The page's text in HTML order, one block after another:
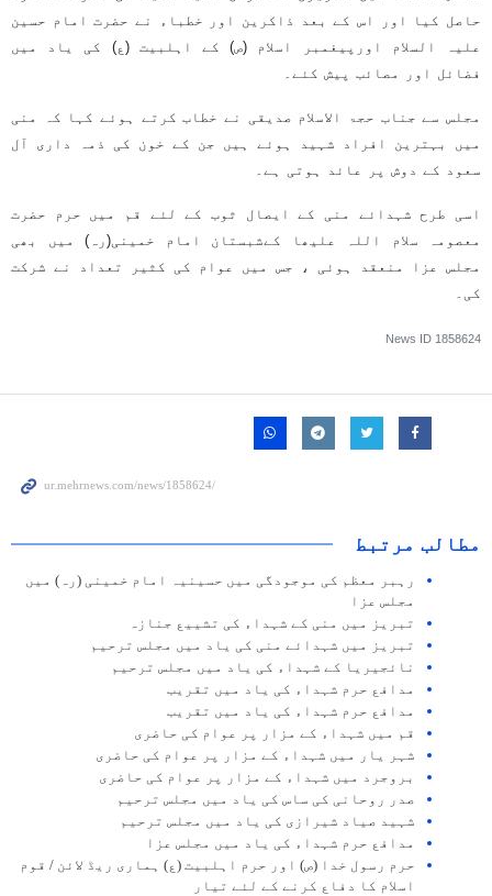
حاصل کیا اور اس کے بعد ذاکرین اور خطباء نے حضرت امام حسین
علیہ السلام اورپیغمبر اسلام (ص) کے اہلبیت (ع) کی یاد میں
فضائل اور مصائب پیش کئے۔
مجلس سے جناب حجۃ الاسلام صدیقی نے خطاب کرتے ہوئے کہا کہ منی
میں بہترین افراد شہید ہوئے ہیں جن کے خون کی ذمہ داری آل
سعود کے دوش پر عائد ہوتی ہے۔
اسی طرح شہدائے منی کے ایصال ثوب کے لئے قم میں حرم حضرت
معصومہ سلام اللہ علیھا کےشبستان امام خمینی(رہ) میں بھی
مجلس عزا منعقد ہوئی ، جس میں عوام کی کثیر تعداد نے شرکت
کی۔
News ID 1858624
مطالب مرتبط
رہبر معظم کی موجودگی میں حسینیہ امام خمینی (رہ) میں
مجلس عزا
تبریز میں منی کے شہداء کی تشییع جنازہ
تبریز میں شہدائے منی کی یاد میں مجلس ترحیم
نائجیریا کے شہداء کی یاد میں مجلس ترحیم
مدافع حرم شہداء کی یاد میں تقریب
مدافع حرم شہداء کی یاد میں تقریب
قم میں شہداء کے مزار پر عوام کی حاضری
شہر یار میں شہداء کے مزار پر عوام کی حاضری
بروجرد میں شہداء کے مزار پر عوام کی حاضری
صدر روحانی کی ساس کی یاد میں مجلس ترحیم
شہید صیاد شیرازی کی یاد میں مجلس ترحیم
مدافع حرم شہداء کی یاد میں مجلس عزا
حرم رسول خدا (ص) اور حرم اہلبیت (ع) ہماری ریڈ لائن / قوم
اسلام کا دفاع کرنے کے لئے تیار